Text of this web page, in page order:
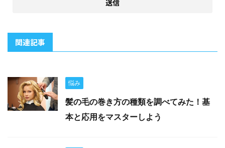
関連記事
悩み
髪の毛の巻き方の種類を調べてみた！基
本と応用をマスターしよう